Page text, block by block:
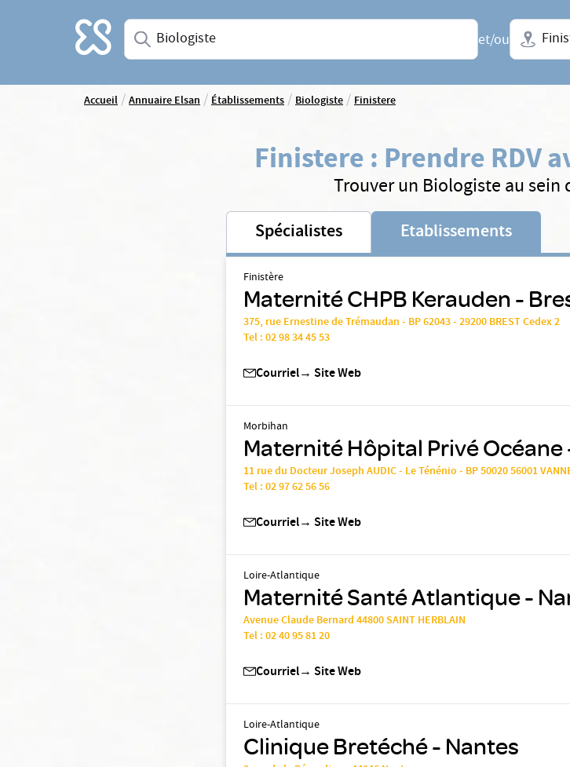
Accueil Saisissez une spécialité ou un service
et/ou
Ville + N°
Accueil/Annuaire Elsan/Établissements/Biologiste/Finistere
Finistere : Prendre RDV
Trouver un Biologiste au sein
Spécialistes Etablissements
Finistère
Maternité CHPB Kerauden -
375, rue Ernestine de Trémaudan - BP 62043 - 29200 BREST Cedex 2
Tel :02 98 34 45 53
Courriel→ Site Web
Morbihan
Maternité Hôpital Privé Océane
11 rue du Docteur Joseph AUDIC - Le Ténénio - BP 50020 56001
Tel :02 97 62 56 56
Courriel→ Site Web
Loire-Atlantique
Maternité Santé Atlantique -
Avenue Claude Bernard 44800 SAINT HERBLAIN
Tel :02 40 95 81 20
Courriel→ Site Web
Loire-Atlantique
Clinique Bretéché - Nantes